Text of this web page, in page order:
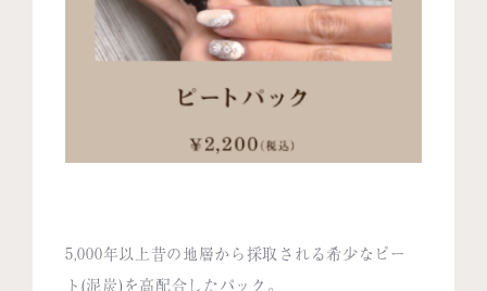
5,000年以上昔の地層から採取される希少なピー
ト(泥炭)を高配合したパック。